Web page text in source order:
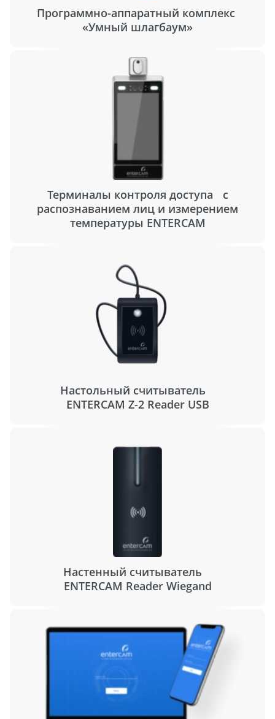
Программно-аппаратный комплекс
«Умный шлагбаум»
Терминалы контроля доступа с
распознаванием лиц и измерением
температуры ENTERCAM
Настольный считыватель
ENTERCAM Z-2 Reader USB
Настенный считыватель
ENTERCAM Reader Wiegand